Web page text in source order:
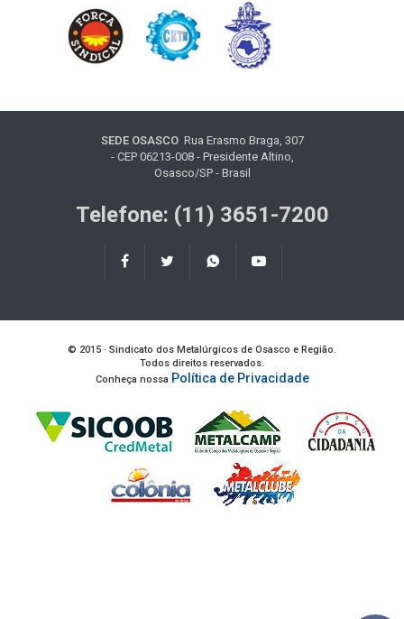
SEDE OSASCORua Erasmo Braga, 307
- CEP 06213-008 - Presidente Altino,
Osasco/SP - Brasil
Telefone: (11) 3651-7200
© 2015 · Sindicato dos Metalúrgicos de Osasco e Região.
Todos direitos reservados.
Conheça nossa Política de Privacidade